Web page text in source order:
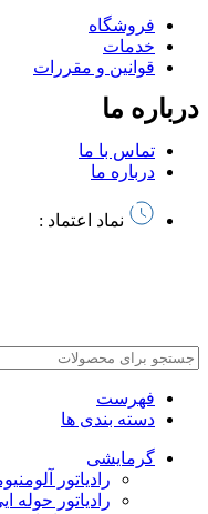
فروشگاه
خدمات
قوانین و مقررات
درباره ما
تماس با ما
درباره ما
نماد اعتماد :
فهرست
دسته بندی ها
گرمایشی
رادیاتور
رادیاتور حوله